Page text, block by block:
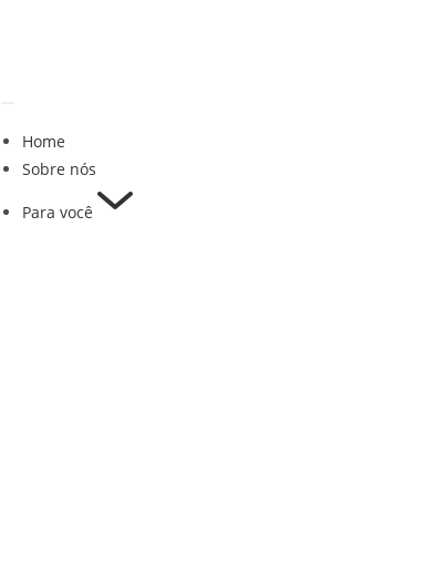
Home
Sobre nós
Para você